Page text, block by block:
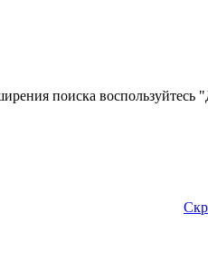
поиска воспользуйтесь